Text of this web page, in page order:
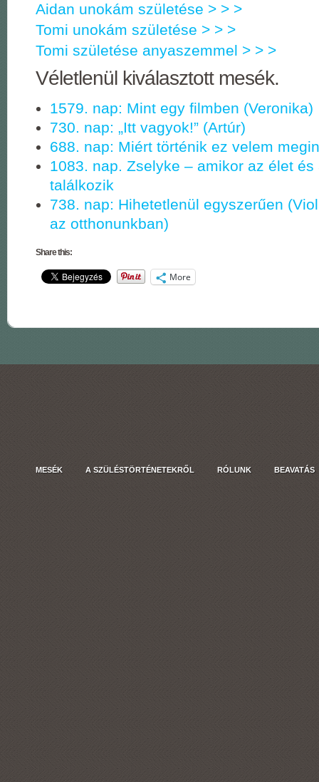
Aidan unokám születése > > >
Tomi unokám születése > > >
Tomi születése anyaszemmel > > >
Véletlenül kiválasztott mesék.
1579. nap: Mint egy filmben (Veronika)
730. nap: „Itt vagyok!” (Artúr)
688. nap: Miért történik ez velem
1083. nap. Zselyke – amikor az élet és
találkozik
738. nap: Hihetetlenül egyszerűen
az otthonunkban)
Share this:
More
MESÉK A SZÜLÉSTÖRTÉNETEKRŐL RÓLUNK BEAVATÁS